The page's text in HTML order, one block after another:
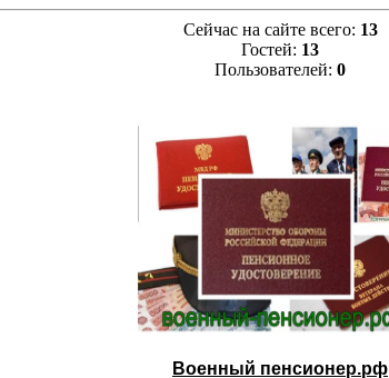
Сейчас на сайте всего: 13
Гостей: 13
Пользователей: 0
Военный пенсионер.рф